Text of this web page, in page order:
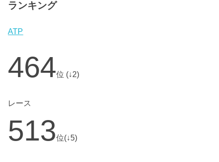
ランキング
ATP
464位 (↓2)
レース
513位(↓5)